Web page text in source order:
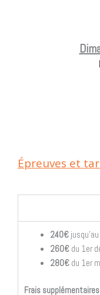
Épreuves et
240€
260€du 1er
280€du 1er
Frais